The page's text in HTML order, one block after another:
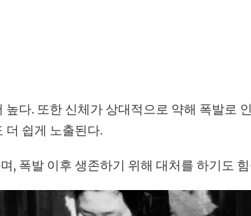
다. 또한 신체가 상대적으로 약해 폭발로
더 쉽게 노출된다.
, 폭발 이후 생존하기 위해 대처를 하기도